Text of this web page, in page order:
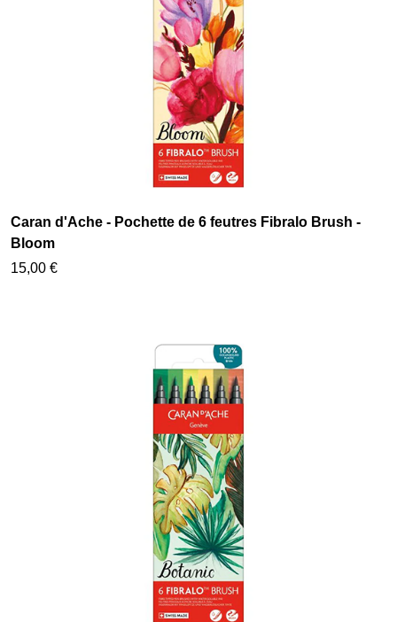
Caran d'Ache - Pochette de 6 feutres Fibralo Brush -
Bloom
15,00 €